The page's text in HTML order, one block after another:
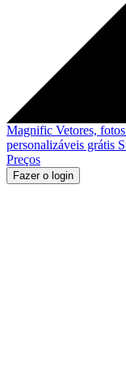
Magnific Vetores,
personalizáveis grátis
Preços
Fazer o login